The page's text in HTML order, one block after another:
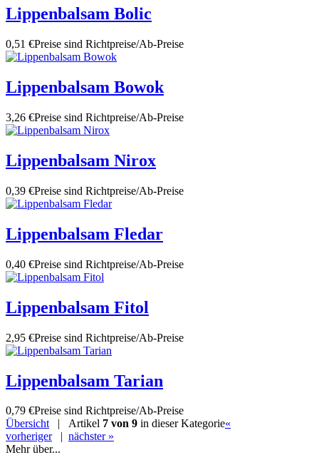
Lippenbalsam Bolic
0,51 €Preise sind Richtpreise/Ab-Preise
Lippenbalsam Bowok
3,26 €Preise sind Richtpreise/Ab-Preise
Lippenbalsam Nirox
0,39 €Preise sind Richtpreise/Ab-Preise
Lippenbalsam Fledar
0,40 €Preise sind Richtpreise/Ab-Preise
Lippenbalsam Fitol
2,95 €Preise sind Richtpreise/Ab-Preise
Lippenbalsam Tarian
0,79 €Preise sind Richtpreise/Ab-Preise
Übersicht| Artikel 7 von 9 in dieser Kategorie«
vorheriger| nächster »
Mehr über...